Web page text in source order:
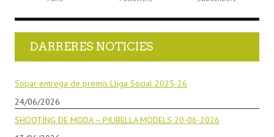
DARRERES NOTICIES
Sopar entrega de premis Lliga Social 2025-26
24/06/2026
SHOOTING DE MODA – PIUBELLA MODELS 20-06-2026